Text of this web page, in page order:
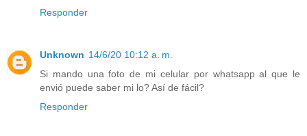
Responder
Unknown 14/6/20 10:12 a. m.
Si mando una foto de mi celular por whatsapp al que le
envió puede saber mi lo? Así de fácil?
Responder